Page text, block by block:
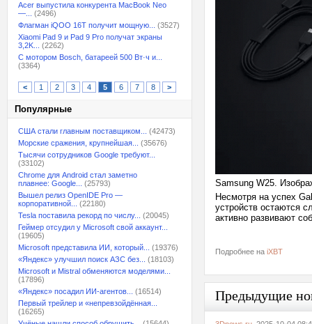
Acer выпустила конкурента MacBook Neo
—...
(2496)
Флагман iQOO 16T получит мощную...
(3527)
Xiaomi Pad 9 и Pad 9 Pro получат экраны
3,2K...
(2262)
С мотором Bosch, батареей 500 Вт·ч и...
(3364)
< 1 2 3 4 5 6 7 8 >
Популярные
США стали главным поставщиком...
(42473)
Морские сражения, крупнейшая...
(35676)
Тысячи сотрудников Google требуют...
(33102)
Chrome для Android стал заметно
плавнее: Google...
(25793)
Вышел релиз OpenIDE Pro —
корпоративной...
(22180)
Tesla поставила рекорд по числу...
(20045)
Геймер отсудил у Microsoft свой аккаунт...
(19605)
Microsoft представила ИИ, который...
(19376)
«Яндекс» улучшил поиск АЗС без...
(18103)
Microsoft и Mistral обменяются моделями...
(17896)
«Яндекс» посадил ИИ-агентов...
(16514)
Первый трейлер и «непревзойдённая...
(16265)
Samsung W25.
Несмотря на успех
устройств остаются
активно развивают
Подробнее на iXBT
Предыдущие